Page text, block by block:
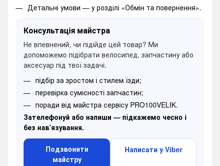
Детальні умови — у розділі «Обмін та повернення».
Консультація майстра
Не впевнений, чи підійде цей товар? Ми
допоможемо підібрати велосипед, запчастину або
аксесуар під твої задачі.
підбір за зростом і стилем їзди;
перевірка сумісності запчастин;
поради від майстра сервісу PRO100VELIK.
Зателефонуй або напиши — підкажемо чесно і
без нав’язування.
Подзвонити
майстру
Написати у Viber